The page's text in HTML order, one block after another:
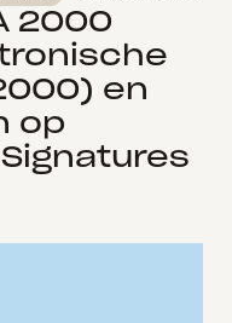
2000
en
op